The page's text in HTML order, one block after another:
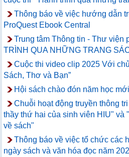
Thông báo về việc hướng dẫn
ProQuest Ebook Central
Trung tâm Thông tin - Thư viện
TRÌNH QUA NHỮNG TRANG
Cuộc thi video clip 2025 Với
Sách, Thơ và Bạn”
Hội sách chào đón năm học
Chuỗi hoạt động truyền thông
thầy thứ hai của sinh viên HIU" và
về sách"
Thông báo về việc tổ chức các
ngày sách và văn hóa đọc năm